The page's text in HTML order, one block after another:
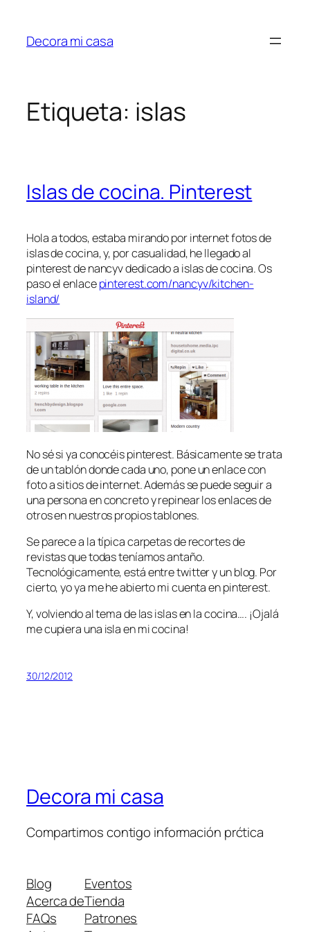
contenido
Decora mi casa
Etiqueta: islas
Islas de cocina. Pinterest
Hola a todos, estaba mirando por internet fotos de
islas de cocina, y, por casualidad, he llegado al
pinterest de nancyv dedicado a islas de cocina. Os
paso el enlacepinterest.com/nancyv/kitchen-
island/
No sé si ya conocéis pinterest. Básicamente se trata
de un tablón donde cada uno, pone un enlace con
foto a sitios de internet. Además se puede seguir a
una persona en concreto y repinear los enlaces de
otros en nuestros propios tablones.
Se parece a la típica carpetas de recortes de
revistas que todas teníamos antaño.
Tecnológicamente, está entre twitter y un blog. Por
cierto, yo ya me he abierto mi cuenta en pinterest.
Y, volviendo al tema de las islas en la cocina…. ¡Ojalá
me cupiera una isla en mi cocina!
30/12/2012
Decora mi casa
Compartimos contigo información prćtica
Blog
Acerca de
FAQs
Eventos
Tienda
Patrones